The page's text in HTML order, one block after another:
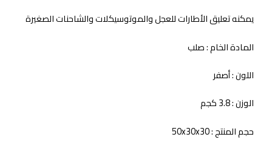
يمكنه تعليق الأطارات للعجل والموتوسيكلات والشاحنات الصغيرة
المادة الخام : صلب
اللون : أصفر
الوزن : 3.8 كجم
حجم المنتج : 50x30x30